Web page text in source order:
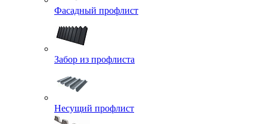
Фасадный профлист
Забор из профлиста
Несущий профлист